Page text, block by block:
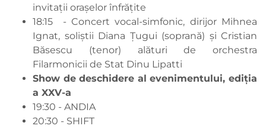
invitații orașelor înfrățite
18:15 - Concert vocal-simfonic, dirijor Mihnea
Ignat, soliștii Diana Țugui (soprană) și Cristian
Băsescu (tenor) alături de orchestra
Filarmonicii de Stat Dinu Lipatti
Show de deschidere al evenimentului, ediția
a XXV-a
19:30 - ANDIA
20:30 - SHIFT